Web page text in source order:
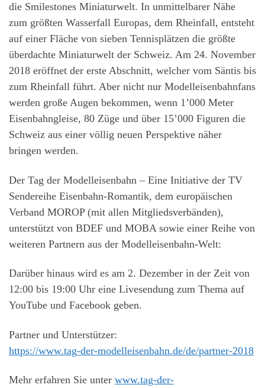
die Smilestones Miniaturwelt. In unmittelbarer Nähe
zum größten Wasserfall Europas, dem Rheinfall, entsteht
auf einer Fläche von sieben Tennisplätzen die größte
überdachte Miniaturwelt der Schweiz. Am 24. November
2018 eröffnet der erste Abschnitt, welcher vom Säntis bis
zum Rheinfall führt. Aber nicht nur Modelleisenbahnfans
werden große Augen bekommen, wenn 1’000 Meter
Eisenbahngleise, 80 Züge und über 15’000 Figuren die
Schweiz aus einer völlig neuen Perspektive näher
bringen werden.
Der Tag der Modelleisenbahn – Eine Initiative der TV
Sendereihe Eisenbahn-Romantik, dem europäischen
Verband MOROP (mit allen Mitgliedsverbänden),
unterstützt von BDEF und MOBA sowie einer Reihe von
weiteren Partnern aus der Modelleisenbahn-Welt:
Darüber hinaus wird es am 2. Dezember in der Zeit von
12:00 bis 19:00 Uhr eine Livesendung zum Thema auf
YouTube und Facebook geben.
Partner und Unterstützer:
https://www.tag-der-modelleisenbahn.de/de/partner-2018
Mehr erfahren Sie unter www.tag-der-